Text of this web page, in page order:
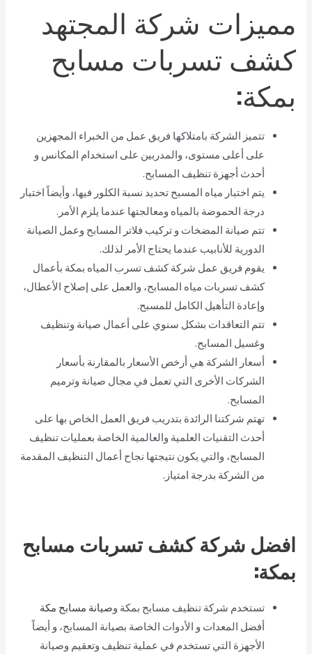
مميزات شركة المجتهد
كشف تسربات مسابح
بمكة:
تتميز الشركة بامتلاكها فريق عمل من الخبراء المجهزين
على أعلى مستوى، والمدربين على استخدام المكانس و
أحدث أجهزة تنظيف المسابح.
يتم اختبار مياه المسبح تحديد نسبة الكلور فيها، وأيضاً اختبار
درجة الحموضة بالمياه ومعالجتها عندما يلزم الأمر.
تتم صيانة المضخات و تركيب فلاتر المسابح وعمل الصيانة
الدورية للأنابيب عندما يحتاج الأمر لذلك.
يقوم فريق عمل شركة كشف تسرب المياه بمكة بأعمال
كشف تسربات مياه المسابح، والعمل على إصلاح الأعطال،
وإعادة التأهيل الكامل للمسبح.
تتم التعاقدات بشكل سنوي على أعمال صيانة وتنظيف
وغسيل المسابح.
أسعار الشركة هي أرخص الأسعار بالمقارنة بأسعار
الشركات الأخرى التي تعمل في مجال صيانة وترميم
المسابح.
تهتم شركتنا الرائدة بتدريب فريق العمل الخاص بها على
أحدث التقنيات العلمية والعالمية الخاصة بعمليات تنظيف
المسابح، والتي يكون نتيجتها نجاح أعمال التنظيف المقدمة
من الشركة بدرجة امتياز.
افضل شركة كشف تسربات مسابح
بمكة:
تستخدم شركة تنظيف مسابح بمكة وصيانة مسابح مكة
أفضل المعدات و الأدوات الخاصة بصيانة المسابح، و أيضاً
الأجهزة التي تستخدم في عملية تنظيف وتعقيم وصيانة